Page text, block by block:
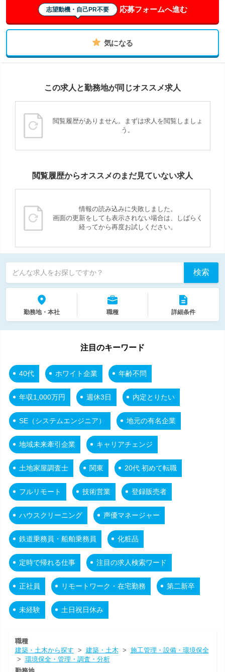
志望動機・自己PR不要 応募フォームへ進む
気になる
この求人と勤務地が同じオススメ求人
閲覧履歴がありません。まずは求人を閲覧しましょ
う。
閲覧履歴からオススメのまだ見ていない求人
情報の読み込みに失敗しました。
画面の更新をしても表示されない場合は、しばらく
経ってから再度お試しください。
どんな求人をお探しですか？ 検索
勤務地・本社 職種 詳細条件
注目のキーワード
40代 ホワイト企業 年齢不問
年収1,000万円 週休3日 内定とりたい
SE（システムエンジニア） 地元の有名企業
地域未来牽引企業 キャリアチェンジ
土地家屋調査士 関東 20代 初めて転職
フルリモート 技術営業 登録販売者
ハウスクリーニング 声優マネージャー
鉄道乗務員・船舶乗務員 化粧品
定時で帰れる仕事 注目の求人検索ワード
正社員 リモートワーク・在宅勤務 第二新卒
未経験 土日祝日休み
職種
建築・土木から探す > 建築・土木 > 施工管理・設備・環境保全
> 環境保全・管理・調査・分析